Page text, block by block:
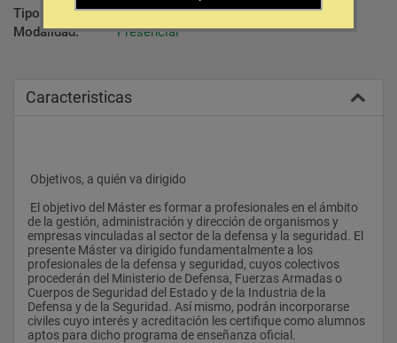
Tipo:
Maestrías
Modalidad:
Presencial
Caracteristicas
Objetivos, a quién va dirigido
de la gestión, administración y dirección de organismos y
empresas vinculadas al sector de la defensa y la seguridad. El
presente Máster va dirigido fundamentalmente a los
profesionales de la defensa y seguridad, cuyos colectivos
procederán del Ministerio de Defensa, Fuerzas Armadas o
Cuerpos de Seguridad del Estado y de la Industria de la
Defensa y de la Seguridad. Así mismo, podrán incorporarse
civiles cuyo interés y acreditación les certifique como alumnos
aptos para dicho programa de enseñanza oficial.